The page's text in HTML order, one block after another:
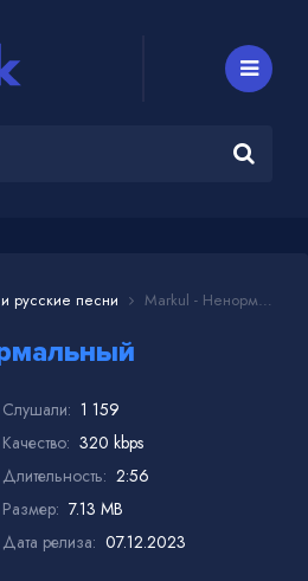
русские песни Markul - Ненормальный
Слушали: 1 159
Качество: 320 kbps
Длительность: 2:56
Размер: 7.13 MB
Дата релиза: 07.12.2023